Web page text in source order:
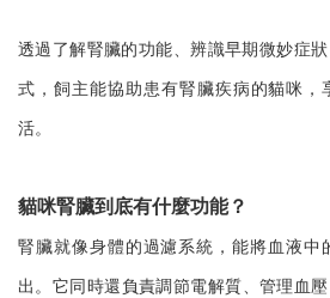
透過了解腎臟的功能、辨識早期微妙症
式，飼主能協助患有腎臟疾病的貓咪，
活。
貓咪腎臟到底有什麼功能？
腎臟就像身體的過濾系統，能將血液中
出。它同時還負責調節電解質、管理血